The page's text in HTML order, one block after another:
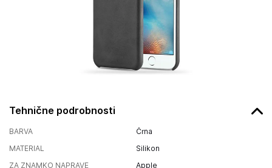
Tehnične podrobnosti
BARVA
Črna
MATERIAL
Silikon
ZA ZNAMKO NAPRAVE
Apple